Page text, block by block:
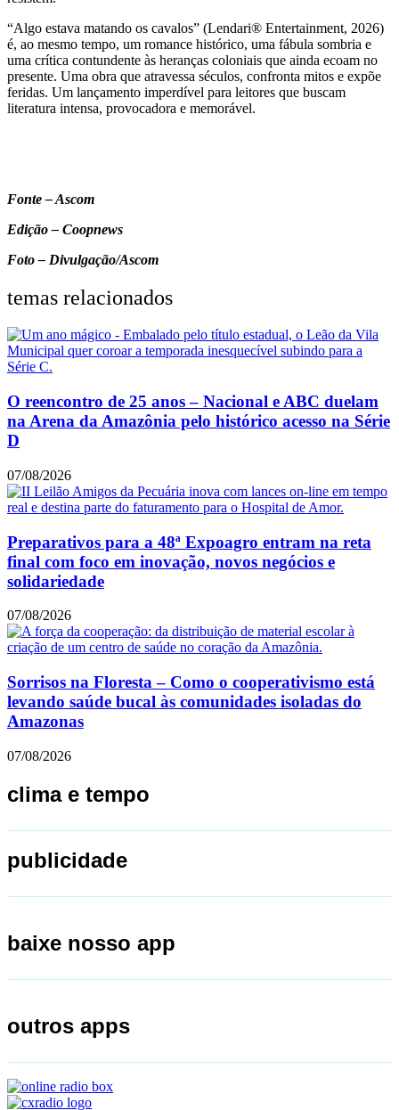
“Algo estava matando os cavalos” (Lendari® Entertainment, 2026)
é, ao mesmo tempo, um romance histórico, uma fábula sombria e
uma crítica contundente às heranças coloniais que ainda ecoam no
presente. Uma obra que atravessa séculos, confronta mitos e expõe
feridas. Um lançamento imperdível para leitores que buscam
literatura intensa, provocadora e memorável.
Fonte – Ascom
Edição – Coopnews
Foto – Divulgação/Ascom
temas relacionados
O reencontro de 25 anos – Nacional e ABC duelam
na Arena da Amazônia pelo histórico acesso na Série
D
07/08/2026
Preparativos para a 48ª Expoagro entram na reta
final com foco em inovação, novos negócios e
solidariedade
07/08/2026
Sorrisos na Floresta – Como o cooperativismo está
levando saúde bucal às comunidades isoladas do
Amazonas
07/08/2026
clima e tempo
publicidade
baixe nosso app
outros apps